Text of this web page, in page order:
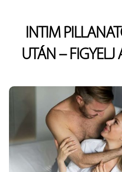
INTIM
UTÁN – FIGYELJ